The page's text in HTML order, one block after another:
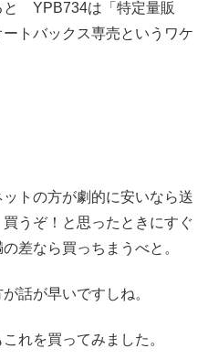
と YPB734は「特定量販
トバックス専売というワケ
トの方が劇的に安いなら送
うぞ！と思ったときにすぐ
差なら買っちまうべと。
話が早いですしね。
れを買ってみました。